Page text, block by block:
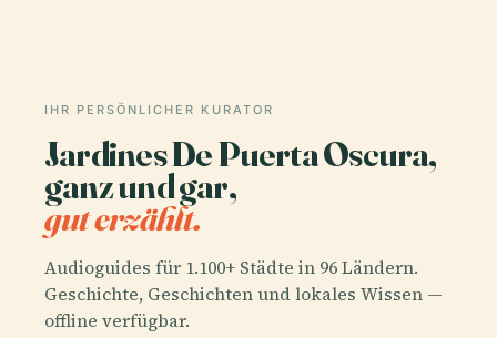
IHR PERSÖNLICHER KURATOR
Jardines De Puerta Oscura,
ganz und gar,
gut erzählt.
Audioguides für 1.100+ Städte in 96 Ländern.
Geschichte, Geschichten und lokales Wissen —
offline verfügbar.